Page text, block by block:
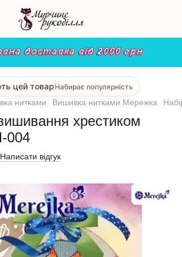
цей товарНабирає популярність
нитками Вишивка нитками Мережка
хрестиком
004
Написати відгук